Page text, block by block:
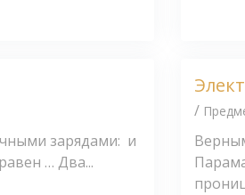
зарядами: и
… Два...
/